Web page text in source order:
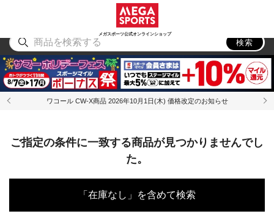
メガスポーツ公式オンラインショップ
アウトドア
検索
ワコール CW-X商品 2026年10月1日(木) 価格改定のお知らせ
ご指定の条件に一致する商品が見つかりませんでし
た。
「在庫なし」を含めて検索